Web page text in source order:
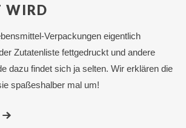
WIRD
Verpackungen eigentlich
Zutatenliste fettgedruckt und andere
dazu findet sich ja selten. Wir erklären die
spaßeshalber mal um!